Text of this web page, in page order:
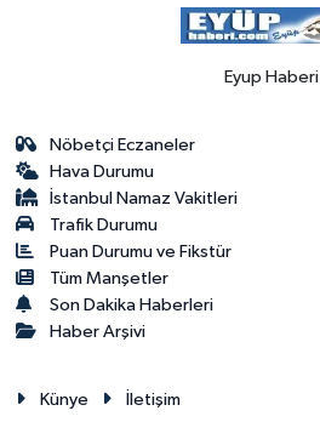
Eyup Haberi
Nöbetçi Eczaneler
Hava Durumu
İstanbul Namaz Vakitleri
Trafik Durumu
Puan Durumu ve Fikstür
Tüm Manşetler
Son Dakika Haberleri
Haber Arşivi
Künye İletişim